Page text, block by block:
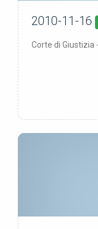
pubblicata:16/11/
2010-11-16
Corte di